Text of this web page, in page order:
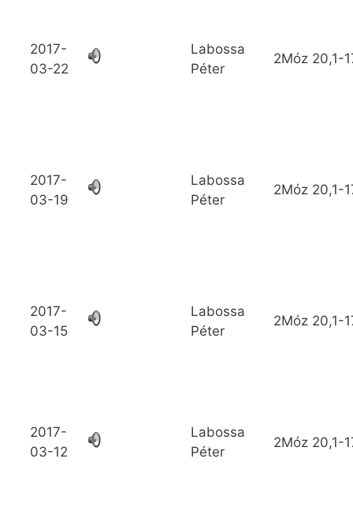
2017-
03-22
Labossa
Péter
2Móz 20,1-
2017-
03-19
Labossa
Péter
2Móz 20,1-
2017-
03-15
Labossa
Péter
2Móz 20,1-
2017-
03-12
Labossa
Péter
2Móz 20,1-